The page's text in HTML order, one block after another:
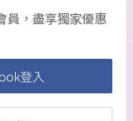
，盡享獨家優惠
登入